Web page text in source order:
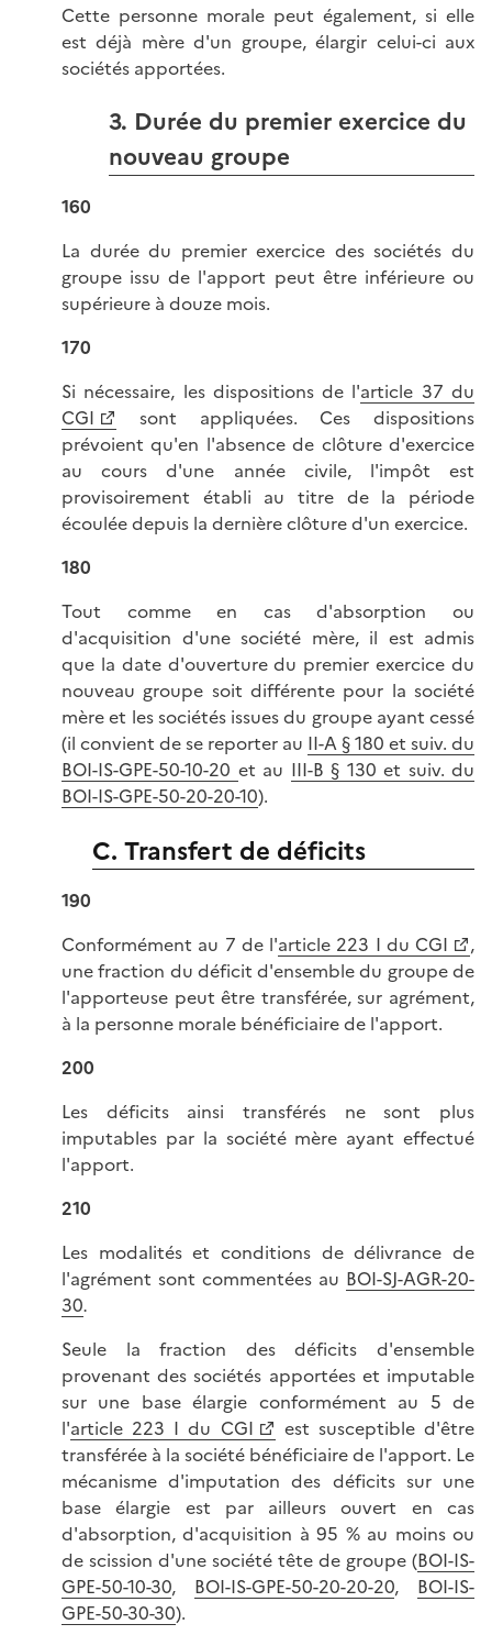
Cette personne morale peut également, si elle
est déjà mère d'un groupe, élargir celui-ci aux
sociétés apportées.
3. Durée du premier exercice du
nouveau groupe
160
La durée du premier exercice des sociétés du
groupe issu de l'apport peut être inférieure ou
supérieure à douze mois.
170
Si nécessaire, les dispositions de l'article 37 du
CGI
sont appliquées. Ces dispositions
prévoient qu'en l'absence de clôture d'exercice
au cours d'une année civile, l'impôt est
provisoirement établi au titre de la période
écoulée depuis la dernière clôture d'un exercice.
180
Tout comme en cas d'absorption ou
d'acquisition d'une société mère, il est admis
que la date d'ouverture du premier exercice du
nouveau groupe soit différente pour la société
mère et les sociétés issues du groupe ayant cessé
(il convient de se reporter au II-A § 180 et suiv. du
BOI-IS-GPE-50-10-20 et au III-B § 130 et suiv. du
BOI-IS-GPE-50-20-20-10).
C. Transfert de déficits
190
Conformément au 7 de l'article 223 I du CGI
,
une fraction du déficit d'ensemble du groupe de
l'apporteuse peut être transférée, sur agrément,
à la personne morale bénéficiaire de l'apport.
200
Les déficits ainsi transférés ne sont plus
imputables par la société mère ayant effectué
l'apport.
210
Les modalités et conditions de délivrance de
l'agrément sont commentées au BOI-SJ-AGR-20-
30.
Seule la fraction des déficits d'ensemble
provenant des sociétés apportées et imputable
sur une base élargie conformément au 5 de
l'article 223 I du CGI
est susceptible d'être
transférée à la société bénéficiaire de l'apport. Le
mécanisme d'imputation des déficits sur une
base élargie est par ailleurs ouvert en cas
d'absorption, d'acquisition à 95 % au moins ou
de scission d'une société tête de groupe (BOI-IS-
GPE-50-10-30, BOI-IS-GPE-50-20-20-20, BOI-IS-
GPE-50-30-30).